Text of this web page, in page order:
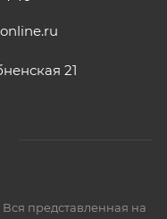
21
представленная на